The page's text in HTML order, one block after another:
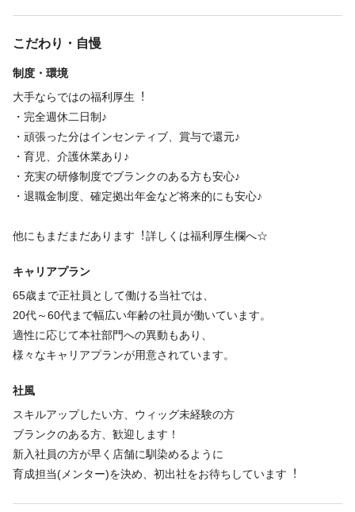
こだわり・自慢
制度・環境
⼤⼿ならではの福利厚⽣︕
・完全週休⼆⽇制♪
・頑張った分はインセンティブ、賞与で還元♪
・育児、介護休業あり♪
・充実の研修制度でブランクのある⽅も安⼼♪
・退職⾦制度、確定拠出年⾦など将来的にも安⼼♪
他にもまだまだあります︕詳しくは福利厚⽣欄へ☆
キャリアプラン
65歳まで正社員として働ける当社では、
20代～60代まで幅広い年齢の社員が働いています。
適性に応じて本社部門への異動もあり、
様々なキャリアプランが用意されています。
社風
スキルアップしたい⽅、ウィッグ未経験の⽅
ブランクのある方、歓迎します！
新⼊社員の⽅が早く店舗に馴染めるように
育成担当(メンター)を決め、初出社をお待ちしています︕